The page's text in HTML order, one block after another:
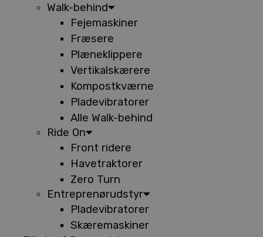
Walk-behind
Fejemaskiner
Fræsere
Plæneklippere
Vertikalskærere
Kompostkværne
Pladevibratorer
Alle Walk-behind
Ride On
Front ridere
Havetraktorer
Zero Turn
Entreprenørudstyr
Pladevibratorer
Skæremaskiner